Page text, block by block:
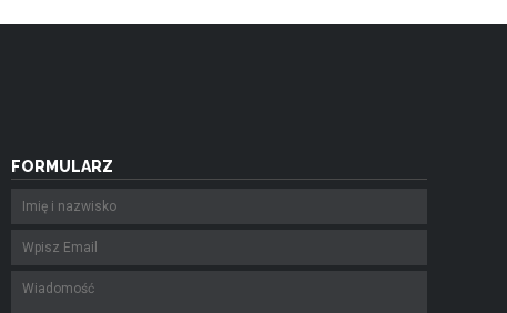
FORMULARZ